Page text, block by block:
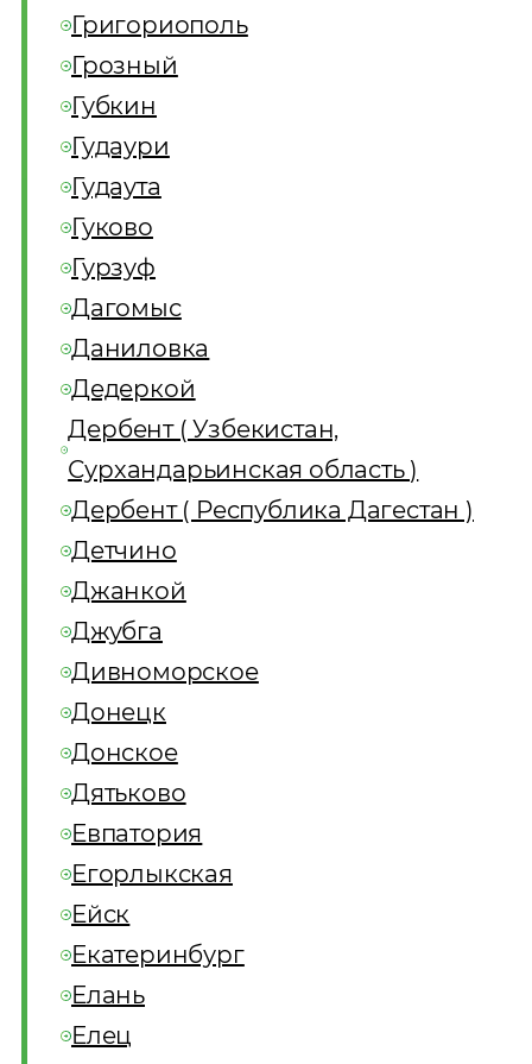
Григориополь
Грозный
Губкин
Гудаури
Гудаута
Гуково
Гурзуф
Дагомыс
Даниловка
Дедеркой
Дербент ( Узбекистан,
Сурхандарьинская область )
Дербент ( Республика Дагестан )
Детчино
Джанкой
Джубга
Дивноморское
Донецк
Донское
Дятьково
Евпатория
Егорлыкская
Ейск
Екатеринбург
Елань
Елец